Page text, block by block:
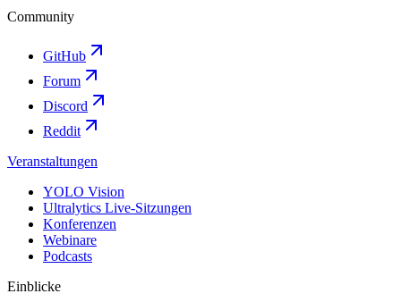
Community
GitHub
Forum
Discord
Reddit
Veranstaltungen
YOLO Vision
Ultralytics Live-Sitzungen
Konferenzen
Webinare
Podcasts
Einblicke